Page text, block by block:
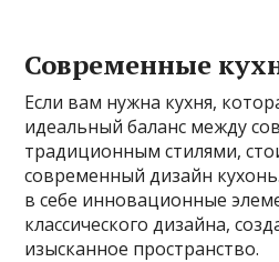
Современные
Если вам нужна кухня,
идеальный баланс между
традиционным стилями,
современный дизайн
в себе инновационные
классического дизайна,
изысканное пространство.